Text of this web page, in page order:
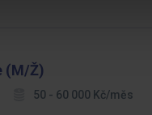
(M/Ž)
50 - 60 000 Kč/měs